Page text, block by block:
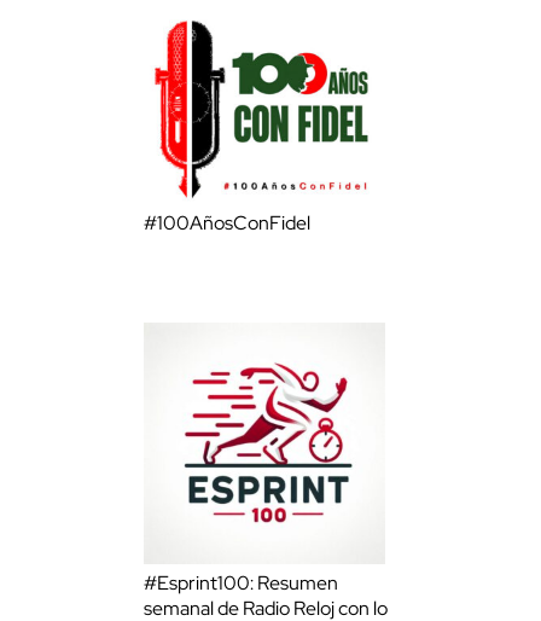
#100AñosConFidel
#Esprint100: Resumen
semanal de Radio Reloj con lo